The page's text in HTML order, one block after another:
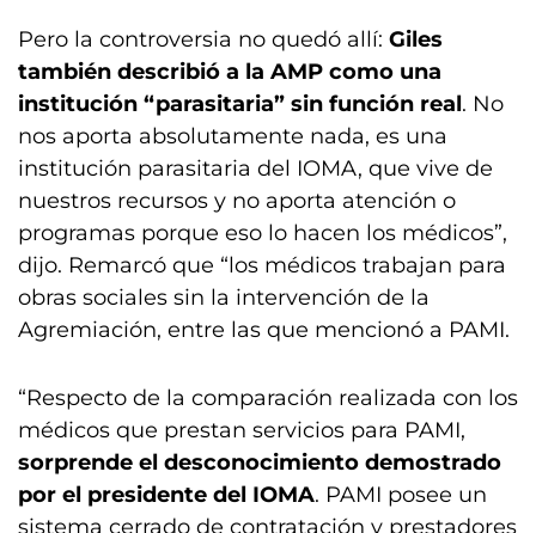
Pero la controversia no quedó allí: Giles
también describió a la AMP como una
institución “parasitaria” sin función real. No
nos aporta absolutamente nada, es una
institución parasitaria del IOMA, que vive de
nuestros recursos y no aporta atención o
programas porque eso lo hacen los médicos”,
dijo. Remarcó que “los médicos trabajan para
obras sociales sin la intervención de la
Agremiación, entre las que mencionó a PAMI.
“Respecto de la comparación realizada con los
médicos que prestan servicios para PAMI,
sorprende el desconocimiento demostrado
por el presidente del IOMA. PAMI posee un
sistema cerrado de contratación y prestadores